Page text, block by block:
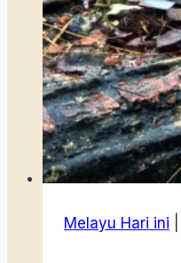
Melayu Hari ini